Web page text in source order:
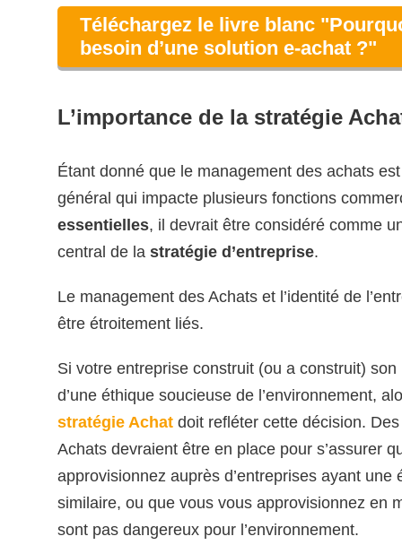
Téléchargez le livre blanc
besoin d’une solution e-achat ?"
L’importance de la stratégie
Étant donné que le management des achats
général qui impacte plusieurs fonctions
essentielles, il devrait être considéré comme
central de la stratégie d’entreprise.
Le management des Achats et l’identité de
être étroitement liés.
Si votre entreprise construit (ou a construit)
d’une éthique soucieuse de l’environnement,
stratégie Achat doit refléter cette décision.
Achats devraient être en place pour s’assurer
approvisionnez auprès d’entreprises ayant une
similaire, ou que vous vous approvisionnez en
sont pas dangereux pour l’environnement.